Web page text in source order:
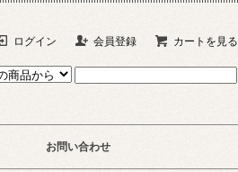
ログイン 会員登録 カートを見る
お問い合わせ